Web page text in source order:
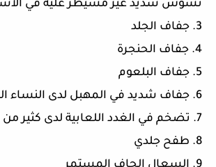
تسوس شديد غير مسيطر عليه في
3. جفاف الجلد
4. جفاف الحنجرة
5. جفاف البلعوم
6. جفاف شديد في المهبل لدى النساء المصابات
7. تضخم في الغدد اللعابية لدى كثير من المرضى
8. طفح جلدي